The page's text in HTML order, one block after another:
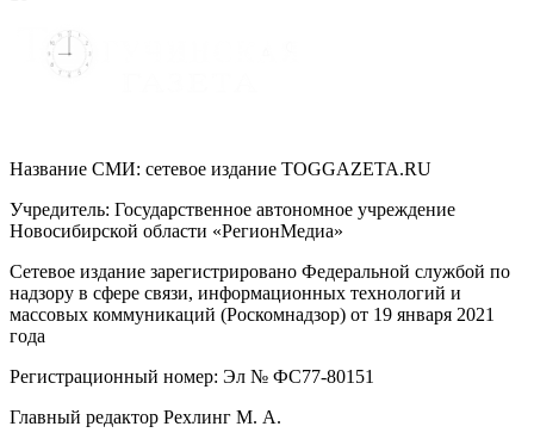
Название СМИ: cетевое издание TOGGAZETA.RU
Учредитель: Государственное автономное учреждение
Новосибирской области «РегионМедиа»
Сетевое издание зарегистрировано Федеральной службой по
надзору в сфере связи, информационных технологий и
массовых коммуникаций (Роскомнадзор) от 19 января 2021
года
Регистрационный номер: Эл № ФС77-80151
Главный редактор Рехлинг М. А.